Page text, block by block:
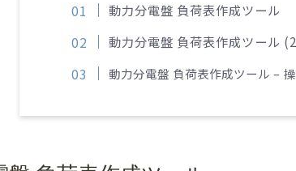
動力分電盤 負荷表作成ツール
動力分電盤 負荷表作成ツール
動力分電盤 負荷表作成ツール –